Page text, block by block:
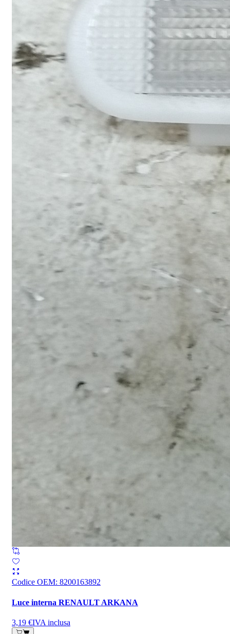
Codice OEM: 8200163892
Luce interna RENAULT ARKANA
3,19 €IVA inclusa